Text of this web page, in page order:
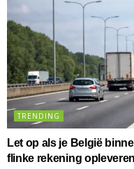
TRENDING
Let op als je België
flinke rekening opleveren